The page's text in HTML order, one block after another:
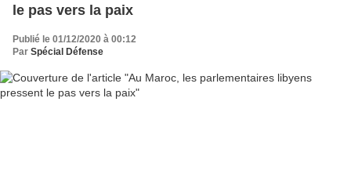
le pas vers la paix
Publié le 01/12/2020 à 00:12
Par Spécial Défense